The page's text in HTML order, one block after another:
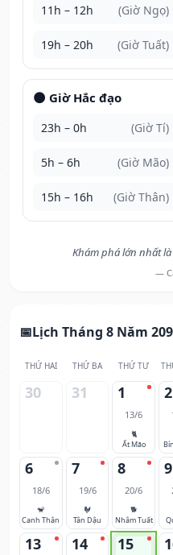
11h – 12h (Giờ Ngọ)
19h – 20h (Giờ Tuất)
🌑 Giờ Hắc đạo
23h – 0h (Giờ Tí)
5h – 6h (Giờ Mão)
15h – 16h (Giờ Thân)
Khám phá lớn nhất
—
Lịch Tháng 8 Năm
THỨ HAI THỨ BA THỨ TƯ
30 31 1
13/6
🐈
Ất Mão
2
6
18/6
🐒
Canh Thân
7
19/6
🐓
Tân Dậu
8
20/6
🐕
Nhâm Tuất
9
13 14 15